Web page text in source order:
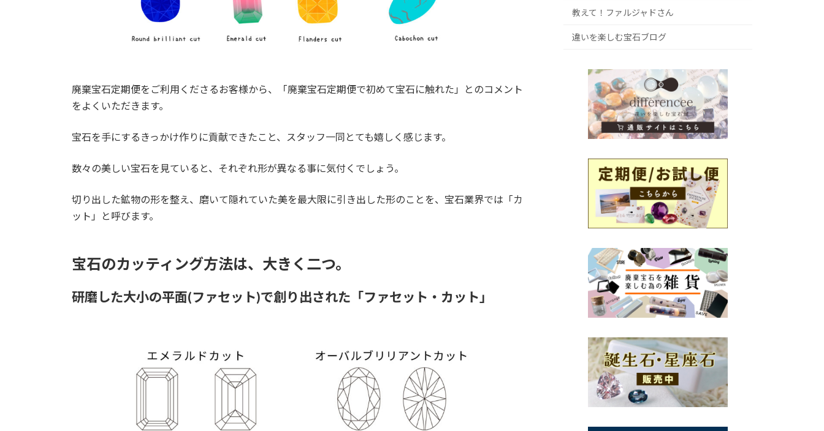
廃棄宝石定期便をご利用くださるお客様から、「廃棄宝石定期便で初めて宝石に触れた」とのコメント
をよくいただきます。
宝石を手にするきっかけ作りに貢献できたこと、スタッフ一同とても嬉しく感じます。
数々の美しい宝石を見ていると、それぞれ形が異なる事に気付くでしょう。
切り出した鉱物の形を整え、磨いて隠れていた美を最大限に引き出した形のことを、宝石業界では「カ
ット」と呼びます。
宝石のカッティング方法は、大きく二つ。
研磨した大小の平面(ファセット)で創り出された「ファセット・カット」
教えて！ファルジャドさん
違いを楽しむ宝石ブログ